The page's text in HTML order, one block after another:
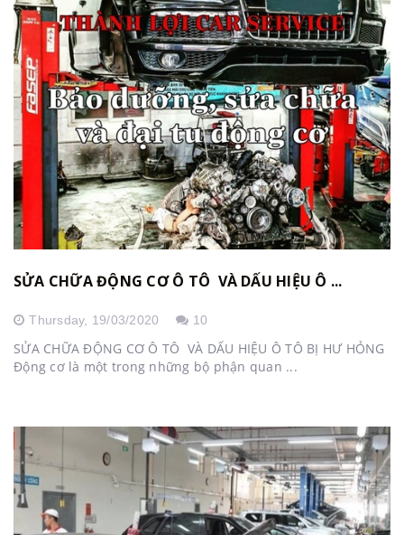
SỬA CHỮA ĐỘNG CƠ Ô TÔ VÀ DẤU HIỆU Ô ...
Thursday, 19/03/2020 10
SỬA CHỮA ĐỘNG CƠ Ô TÔ VÀ DẤU HIỆU Ô TÔ BỊ HƯ HỎNG
Động cơ là một trong những bộ phận quan ...